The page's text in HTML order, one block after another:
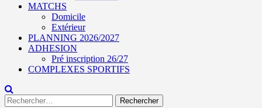
MATCHS
Domicile
Extérieur
PLANNING 2026/2027
ADHESION
Pré inscription 26/27
COMPLEXES SPORTIFS
Rechercher :